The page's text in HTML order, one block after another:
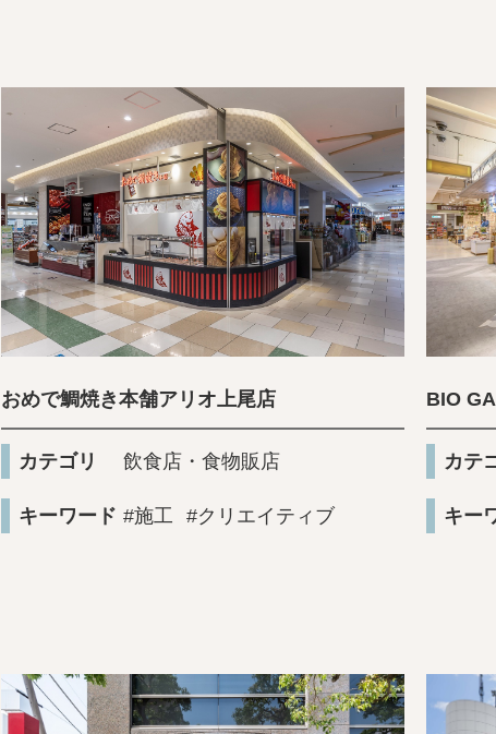
おめで鯛焼き本舗アリオ上尾店
カテゴリ 飲食店・食物販店
キーワード #施工 #クリエイティブ
BIO
カテ
キー